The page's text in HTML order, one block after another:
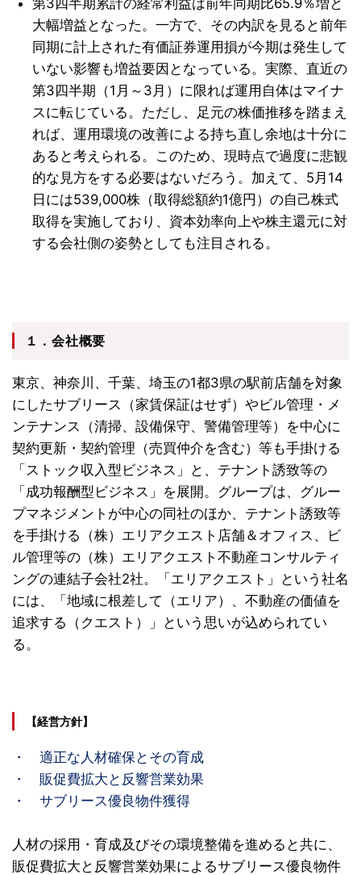
大幅増益となった。一方で、その内訳を見ると前年
同期に計上された有価証券運用損が今期は発生して
いない影響も増益要因となっている。実際、直近の
第3四半期（1月～3月）に限れば運用自体はマイナ
スに転じている。ただし、足元の株価推移を踏まえ
れば、運用環境の改善による持ち直し余地は十分に
あると考えられる。このため、現時点で過度に悲観
的な見方をする必要はないだろう。加えて、5月14
日には539,000株（取得総額約1億円）の自己株式
取得を実施しており、資本効率向上や株主還元に対
する会社側の姿勢としても注目される。
１．会社概要
東京、神奈川、千葉、埼玉の1都3県の駅前店舗を対象
にしたサブリース（家賃保証はせず）やビル管理・メ
ンテナンス（清掃、設備保守、警備管理等）を中心に
契約更新・契約管理（売買仲介を含む）等も手掛ける
「ストック収入型ビジネス」と、テナント誘致等の
「成功報酬型ビジネス」を展開。グループは、グルー
プマネジメントが中心の同社のほか、テナント誘致等
を手掛ける（株）エリアクエスト店舗＆オフィス、ビ
ル管理等の（株）エリアクエスト不動産コンサルティ
ングの連結子会社2社。「エリアクエスト」という社名
には、「地域に根差して（エリア）、不動産の価値を
追求する（クエスト）」という思いが込められてい
る。
【経営方針】
・ 適正な人材確保とその育成
・ 販促費拡大と反響営業効果
・ サブリース優良物件獲得
人材の採用・育成及びその環境整備を進めると共に、
販促費拡大と反響営業効果によるサブリース優良物件